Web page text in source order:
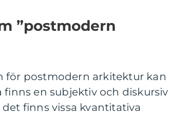
”postmodern
för postmodern arkitektur kan
en subjektiv och diskursiv
finns vissa kvantitativa